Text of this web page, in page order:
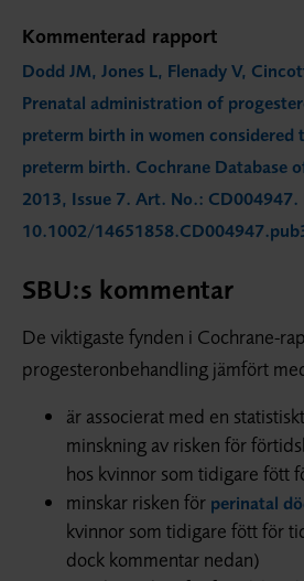
Kommenterad rapport
Dodd JM, Jones L, Flenady V,
Prenatal administration of
preterm birth in women considered
preterm birth. Cochrane Database
2013, Issue 7. Art. No.: CD004947.
10.1002/
SBU:s kommentar
De viktigaste fynden i Cochrane-
progesteron­behandling jämfört
är associerat med en
minskning av risken för
hos kvinnor som tidigare fött
minskar risken för perinatal
kvinnor som tidigare fött för
dock kommentar nedan)